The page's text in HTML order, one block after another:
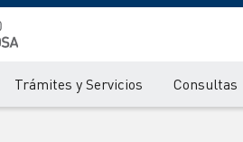
Trámites y Servicios Consultas